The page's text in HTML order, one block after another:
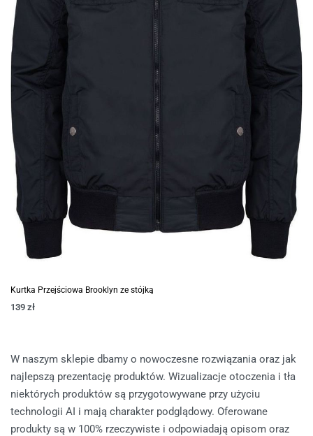
Kurtka Przejściowa Brooklyn ze stójką
139 zł
W naszym sklepie dbamy o nowoczesne rozwiązania oraz jak
najlepszą prezentację produktów. Wizualizacje otoczenia i tła
niektórych produktów są przygotowywane przy użyciu
technologii AI i mają charakter podglądowy. Oferowane
produkty są w 100% rzeczywiste i odpowiadają opisom oraz